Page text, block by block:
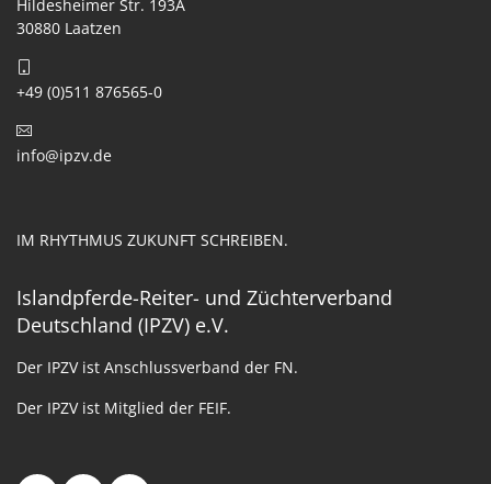
Hildesheimer Str. 193A
30880 Laatzen
+49 (0)511 876565-0
info@ipzv.de
IM RHYTHMUS ZUKUNFT SCHREIBEN.
Islandpferde-Reiter- und Züchterverband
Deutschland (IPZV) e.V.
Der IPZV ist Anschlussverband der FN.
Der IPZV ist Mitglied der FEIF.